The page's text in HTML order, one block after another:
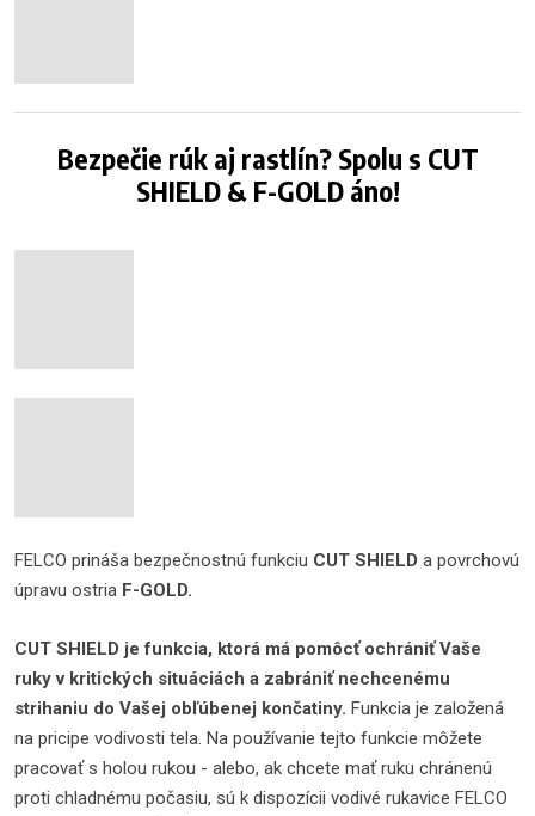
Bezpečie rúk aj rastlín? Spolu s CUT
SHIELD & F-GOLD áno!
FELCO prináša bezpečnostnú funkciu CUT SHIELD a povrchovú
úpravu ostria F-GOLD.
CUT SHIELD je funkcia, ktorá má pomôcť ochrániť Vaše
ruky v kritických situáciách a zabrániť nechcenému
strihaniu do Vašej obľúbenej končatiny. Funkcia je založená
na pricipe vodivosti tela. Na používanie tejto funkcie môžete
pracovať s holou rukou - alebo, ak chcete mať ruku chránenú
proti chladnému počasiu, sú k dispozícii vodivé rukavice FELCO